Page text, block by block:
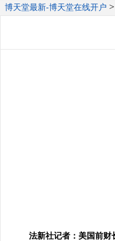
博天堂最新-博天堂在线开户 >
法新社记者：美国前